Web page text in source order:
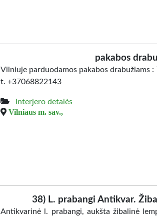
pakabos
Vilniuje parduodamos pakabos drabužiams
t. +37068822143
Interjero detalės
Vilniaus m. sav.,
38) L. prabangi Antikvar.
Antikvarinė l. prabangi, aukšta žibalinė